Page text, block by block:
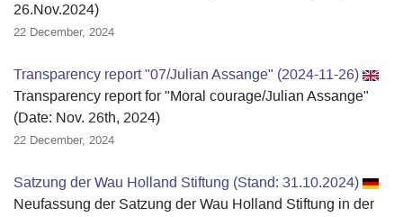
26.Nov.2024)
22 December, 2024
Transparency report "07/Julian Assange" (2024-11-26)
Transparency report for "Moral courage/Julian Assange"
(Date: Nov. 26th, 2024)
22 December, 2024
Satzung der Wau Holland Stiftung (Stand: 31.10.2024)
Neufassung der Satzung der Wau Holland Stiftung in der